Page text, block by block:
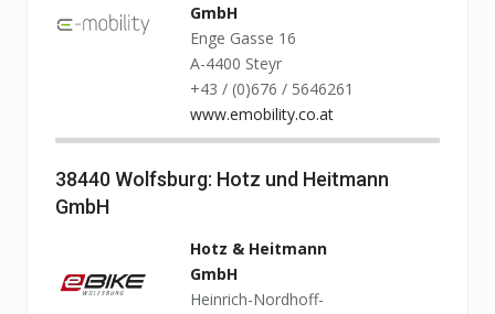
GmbH
Enge Gasse 16
A-4400 Steyr
+43 / (0)676 / 5646261
www.emobility.co.at
38440 Wolfsburg: Hotz und Heitmann
GmbH
Hotz & Heitmann
GmbH
Heinrich-Nordhoff-